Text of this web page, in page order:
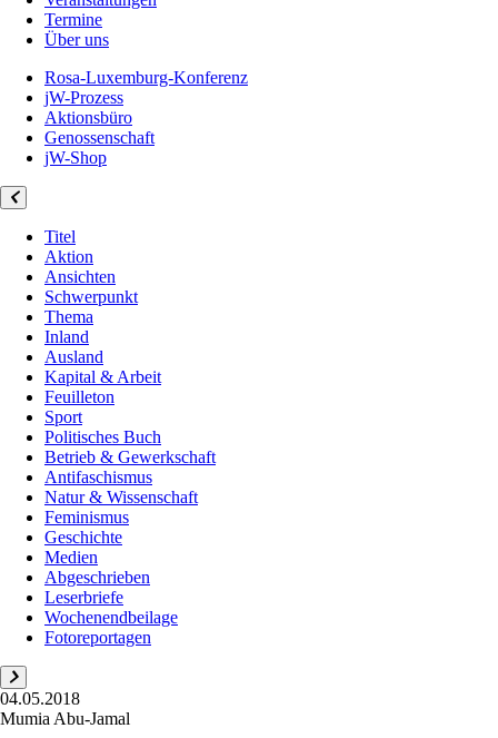
Termine
Über uns
Rosa-Luxemburg-Konferenz
jW-Prozess
Aktionsbüro
Genossenschaft
jW-Shop
Titel
Aktion
Ansichten
Schwerpunkt
Thema
Inland
Ausland
Kapital & Arbeit
Feuilleton
Sport
Politisches Buch
Betrieb & Gewerkschaft
Antifaschismus
Natur & Wissenschaft
Feminismus
Geschichte
Medien
Abgeschrieben
Leserbriefe
Wochenendbeilage
Fotoreportagen
04.05.2018
Mumia Abu-Jamal